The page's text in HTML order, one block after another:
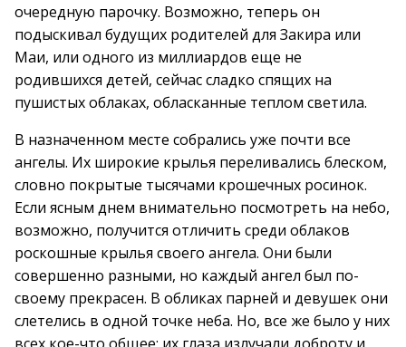
очередную парочку. Возможно, теперь он
подыскивал будущих родителей для Закира или
Маи, или одного из миллиардов еще не
родившихся детей, сейчас сладко спящих на
пушистых облаках, обласканные теплом светила.
В назначенном месте собрались уже почти все
ангелы. Их широкие крылья переливались блеском,
словно покрытые тысячами крошечных росинок.
Если ясным днем внимательно посмотреть на небо,
возможно, получится отличить среди облаков
роскошные крылья своего ангела. Они были
совершенно разными, но каждый ангел был по-
своему прекрасен. В обликах парней и девушек они
слетелись в одной точке неба. Но, все же было у них